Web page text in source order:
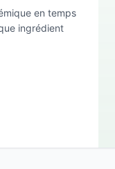
en temps
ingrédient